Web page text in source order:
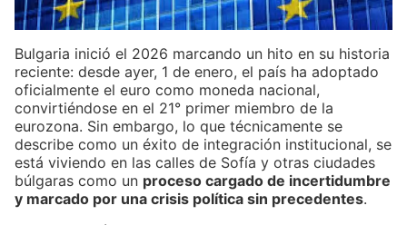
Bulgaria inició el 2026 marcando un hito en su historia
reciente: desde ayer, 1 de enero, el país ha adoptado
oficialmente el euro como moneda nacional,
convirtiéndose en el 21° primer miembro de la
eurozona. Sin embargo, lo que técnicamente se
describe como un éxito de integración institucional, se
está viviendo en las calles de Sofía y otras ciudades
búlgaras como un proceso cargado de incertidumbre
y marcado por una crisis política sin precedentes.